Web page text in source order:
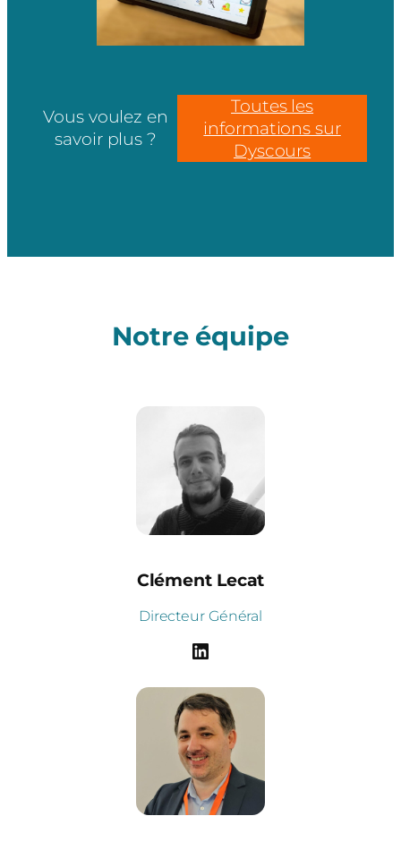
Vous voulez en
savoir plus ?
Toutes les
informations sur
Dyscours
Notre équipe
Clément Lecat
Directeur Général
LinkedIn